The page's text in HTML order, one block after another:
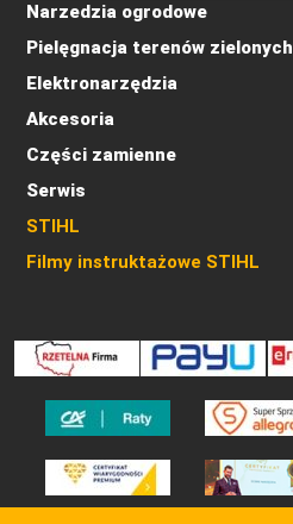
Narzedzia ogrodowe
Pielęgnacja terenów zielonych
Elektronarzędzia
Akcesoria
Części zamienne
Serwis
STIHL
Filmy instruktażowe STIHL